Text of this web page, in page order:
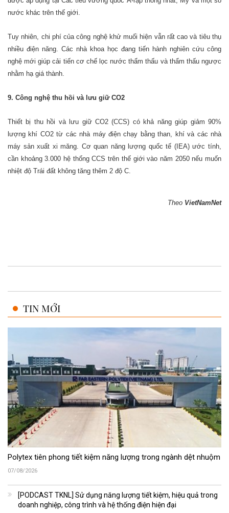
nước khác trên thế giới.
Tuy nhiên, chi phí của công nghệ khử muối hiện vẫn rất cao và tiêu thụ
nhiều điện năng. Các nhà khoa học đang tiến hành nghiên cứu công
nghệ mới giúp cải tiến cơ chế lọc nước thẩm thấu và thẩm thấu ngược
nhằm hạ giá thành.
9. Công nghệ thu hồi và lưu giữ CO2
Thiết bị thu hồi và lưu giữ CO2 (CCS) có khả năng giúp giảm 90%
lượng khí CO2 từ các nhà máy điện chạy bằng than, khí và các nhà
máy sản xuất xi măng. Cơ quan năng lượng quốc tế (IEA) ước tính,
cần khoảng 3.000 hệ thống CCS trên thế giới vào năm 2050 nếu muốn
nhiệt độ Trái đất không tăng thêm 2 độ C.
Theo VietNamNet
TIN MỚI
Polytex tiên phong tiết kiệm năng lượng trong ngành dệt nhuộm
07/08/2026
[PODCAST TKNL] Sử dụng năng lượng tiết kiệm, hiệu quả trong
doanh nghiệp, công trình và hệ thống điện hiện đại